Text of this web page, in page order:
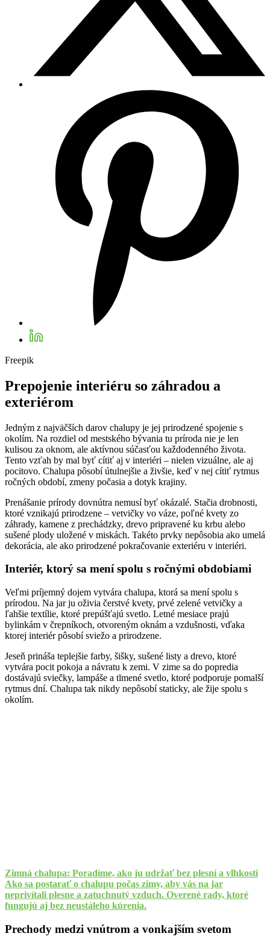
Freepik
Prepojenie interiéru so záhradou a
exteriérom
Jedným z najväčších darov chalupy je jej prirodzené spojenie s
okolím. Na rozdiel od mestského bývania tu príroda nie je len
kulisou za oknom, ale aktívnou súčasťou každodenného života.
Tento vzťah by mal byť cítiť aj v interiéri – nielen vizuálne, ale aj
pocitovo. Chalupa pôsobí útulnejšie a živšie, keď v nej cítiť rytmus
ročných období, zmeny počasia a dotyk krajiny.
Prenášanie prírody dovnútra nemusí byť okázalé. Stačia drobnosti,
ktoré vznikajú prirodzene – vetvičky vo váze, poľné kvety zo
záhrady, kamene z prechádzky, drevo pripravené ku krbu alebo
sušené plody uložené v miskách. Takéto prvky nepôsobia ako umelá
dekorácia, ale ako prirodzené pokračovanie exteriéru v interiéri.
Interiér, ktorý sa mení spolu s ročnými obdobiami
Veľmi príjemný dojem vytvára chalupa, ktorá sa mení spolu s
prírodou. Na jar ju oživia čerstvé kvety, prvé zelené vetvičky a
ľahšie textílie, ktoré prepúšťajú svetlo. Letné mesiace prajú
bylinkám v črepníkoch, otvoreným oknám a vzdušnosti, vďaka
ktorej interiér pôsobí sviežo a prirodzene.
Jeseň prináša teplejšie farby, šišky, sušené listy a drevo, ktoré
vytvára pocit pokoja a návratu k zemi. V zime sa do popredia
dostávajú sviečky, lampáše a tlmené svetlo, ktoré podporuje pomalší
rytmus dní. Chalupa tak nikdy nepôsobí staticky, ale žije spolu s
okolím.
Zimná chalupa: Poradíme, ako ju udržať bez plesní a vlhkosti
Ako sa postarať o chalupu počas zimy, aby vás na jar
neprivítali plesne a zatuchnutý vzduch. Overené rady, ktoré
fungujú aj bez neustáleho kúrenia.
Prechody medzi vnútrom a vonkajším svetom